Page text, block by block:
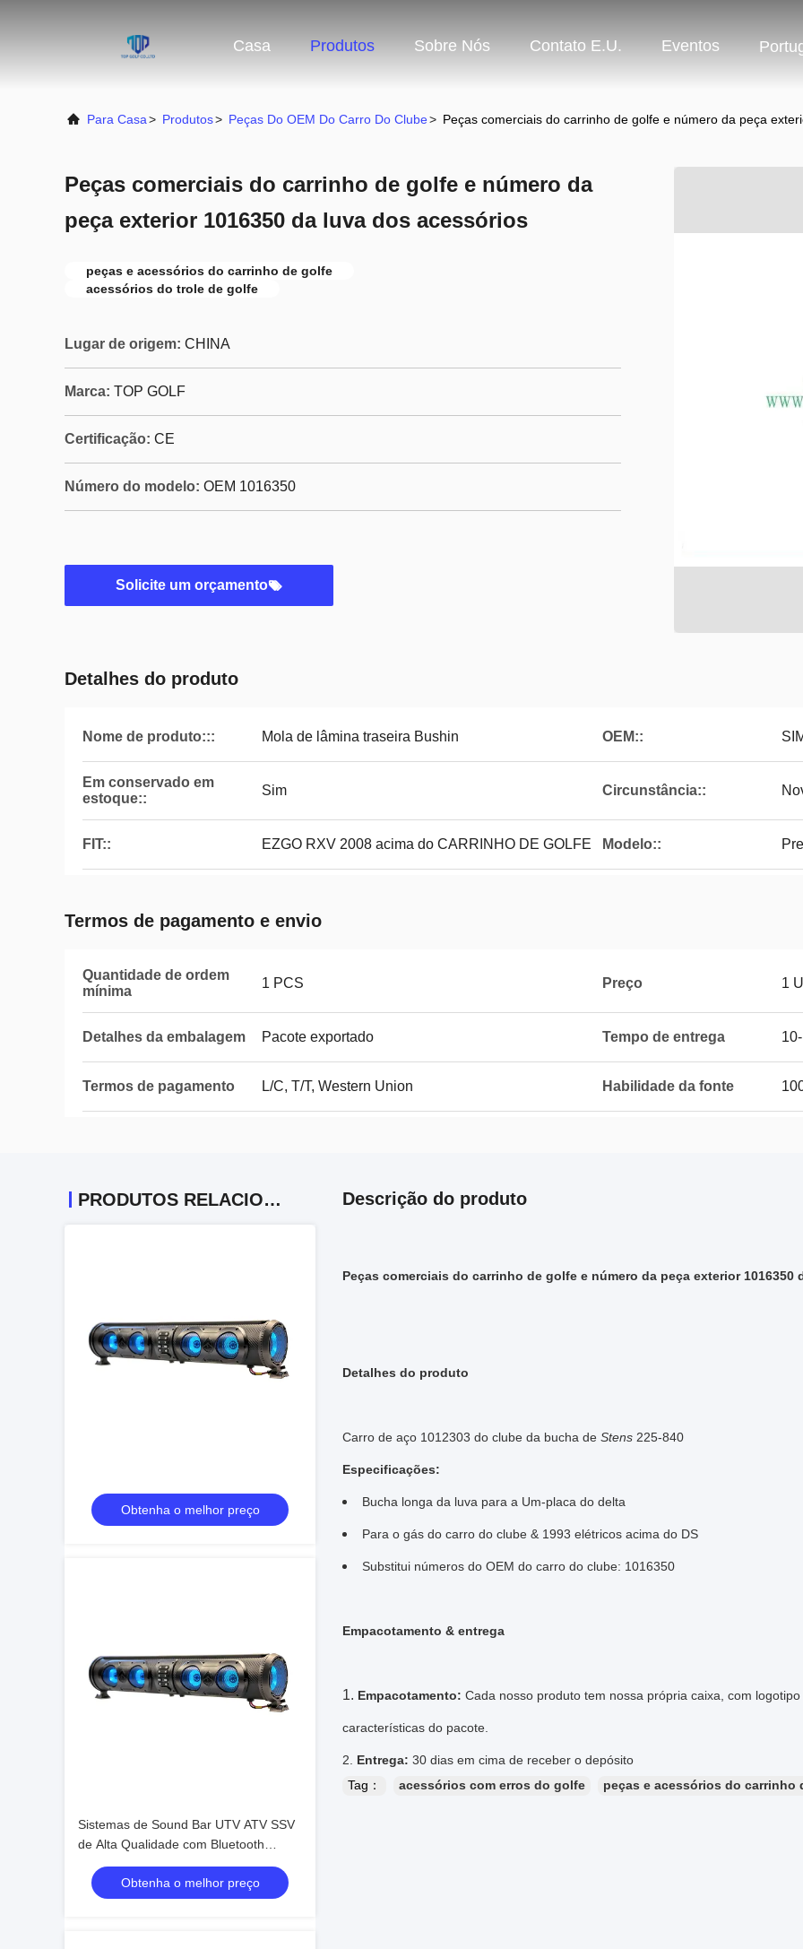
Casa Produtos Sobre Nós Contato E.U. Eventos
Para Casa> Produtos> Peças Do OEM Do Carro Do Clube> Peças comerciais do carrinho de golfe e número da peça
Peças comerciais do carrinho de golfe e número da
peça exterior 1016350 da luva dos acessórios
peças e acessórios do carrinho de golfe
acessórios do trole de golfe
Lugar de origem: CHINA
Marca: TOP GOLF
Certificação: CE
Número do modelo: OEM 1016350
Solicite um orçamento
Detalhes do produto
Nome de produto::: Mola de lâmina traseira Bushin OEM::
Em conservado em
estoque::
Sim Circunstância::
FIT:: EZGO RXV 2008 acima do CARRINHO DE GOLFE Modelo::
Termos de pagamento e envio
Quantidade de ordem
mínima
1 PCS Preço 1
Detalhes da embalagem Pacote exportado Tempo de entrega
Termos de pagamento L/C, T/T, Western Union Habilidade da fonte
PRODUTOS RELACIONADOS
Obtenha o melhor preço
Sistemas de Sound Bar UTV ATV SSV
de Alta Qualidade com Bluetooth
Personalizado, 4 Alto-falantes,
Controle Remoto, à Prova d'Água IP66,
USB
Obtenha o melhor preço
Descrição do produto
Peças comerciais do carrinho de golfe e número da peça exterior 1016350
Detalhes do produto
Carro de aço 1012303 do clube da bucha de Stens 225-840
Especificações:
Bucha longa da luva para a Um-placa do delta
Para o gás do carro do clube & 1993 elétricos acima do DS
Substitui números do OEM do carro do clube: 1016350
Empacotamento & entrega
1. Empacotamento: Cada nosso produto tem nossa própria caixa, com
características do pacote.
2. Entrega: 30 dias em cima de receber o depósito
Tag：
acessórios com erros do golfe peças e acessórios do carrinho